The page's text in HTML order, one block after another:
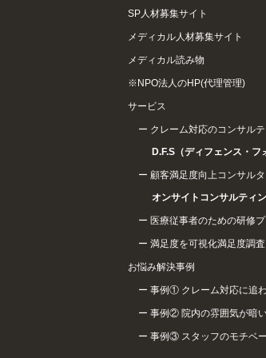
SP人材募集サイト
メディカル人材募集サイト
メディカル読み物
※NPO法人のHP(代理管理)
サービス
クレーム対応のコンサル
D.F.S（ディフェンス・フ
顧客満足度向上コンサル
オンサイトコンサルティ
医療従事者のための研修
満足度を可視化満足度調査
お悩み解決事例
事例① クレーム対応に追
事例② 院内の雰囲気が暗
事例③ スタッフのモチベ